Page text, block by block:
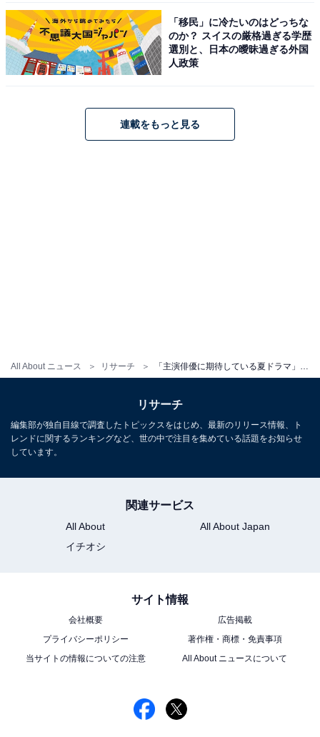
All About ニュース リサーチ 「主演俳優に期待している夏ドラマ」ランキング！ 3位『六本木クラス』、2位『石子と羽男』、1位は？
「移民」に冷たいのはどっちな
のか？ スイスの厳格過ぎる学歴
選別と、日本の曖昧過ぎる外国
人政策
連載をもっと見る
リサーチ
編集部が独自目線で調査したトピックスをはじめ、最新のリリース情報、ト
レンドに関するランキングなど、世の中で注目を集めている話題をお知らせ
しています。
関連サービス
All About
All About Japan
イチオシ
サイト情報
会社概要
広告掲載
プライバシーポリシー
著作権・商標・免責事項
当サイトの情報についての注意
All About ニュースについて